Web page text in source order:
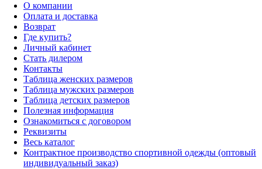
О компании
Оплата и доставка
Возврат
Где купить?
Личный кабинет
Стать дилером
Контакты
Таблица женских размеров
Таблица мужских размеров
Таблица детских размеров
Полезная информация
Ознакомиться с договором
Реквизиты
Весь каталог
Контрактное производство спортивной одежды (оптовый
индивидуальный заказ)